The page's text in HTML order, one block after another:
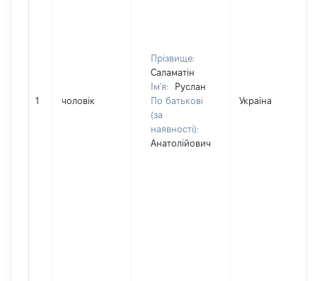
1 чоловік
Прізвище:
Саламатін
Ім'я:
Руслан
По батькові
(за
наявності):
Анатолійович
Україна